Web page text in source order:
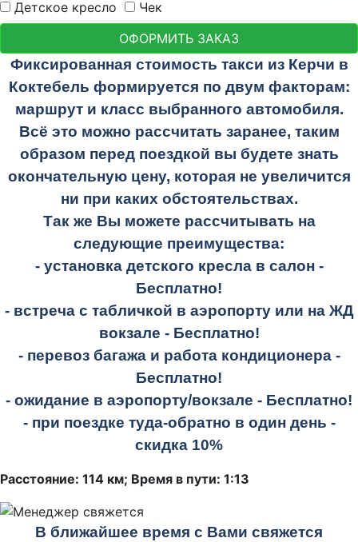
Детское кресло
Чек
ОФОРМИТЬ ЗАКАЗ
Фиксированная стоимость такси из Керчи в
Коктебель формируется по двум факторам:
маршрут и класс выбранного автомобиля.
Всё это можно рассчитать заранее, таким
образом перед поездкой вы будете знать
окончательную цену, которая не увеличится
ни при каких обстоятельствах.
Так же Вы можете рассчитывать на
следующие преимущества:
- установка детского кресла в салон -
Бесплатно!
- встреча с табличкой в аэропорту или на ЖД
вокзале - Бесплатно!
- перевоз багажа и работа кондиционера -
Бесплатно!
- ожидание в аэропорту/вокзале - Бесплатно!
- при поездке туда-обратно в один день -
скидка 10%
Расстояние: 114 км; Время в пути: 1:13
В ближайшее время с Вами свяжется